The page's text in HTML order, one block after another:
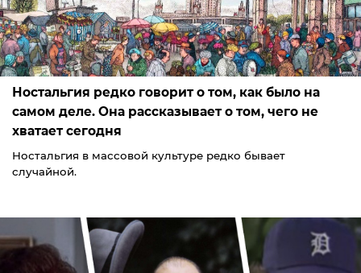
Ностальгия редко говорит о том, как было на
самом деле. Она рассказывает о том, чего не
хватает сегодня
Ностальгия в массовой культуре редко бывает
случайной.